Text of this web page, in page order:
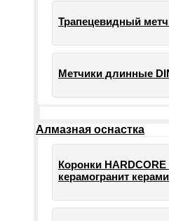
Трапецевидный
Метчики длинные
Алмазная оснастка
Коронки
керамогранит